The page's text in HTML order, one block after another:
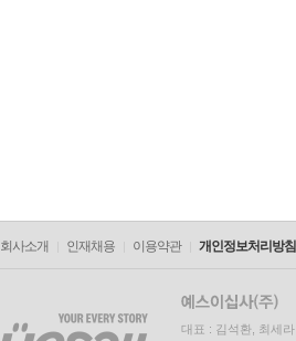
회사소개 인재채용 이용약관 개인정보처리방침
대표 : 김석환, 최세라